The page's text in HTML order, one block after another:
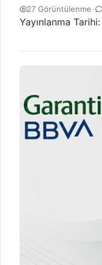
27 Görüntülenme ·
Yayınlanma Tarihi: